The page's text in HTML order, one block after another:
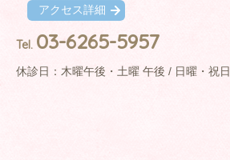
アクセス詳細
Tel. 03-6265-5957
休診日：木曜午後・土曜 午後 / 日曜・祝日